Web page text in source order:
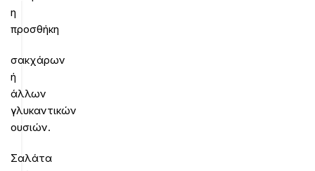
η
προσθήκη
σακχάρων
ή
άλλων
γλυκαντικών
ουσιών.
Σαλάτα